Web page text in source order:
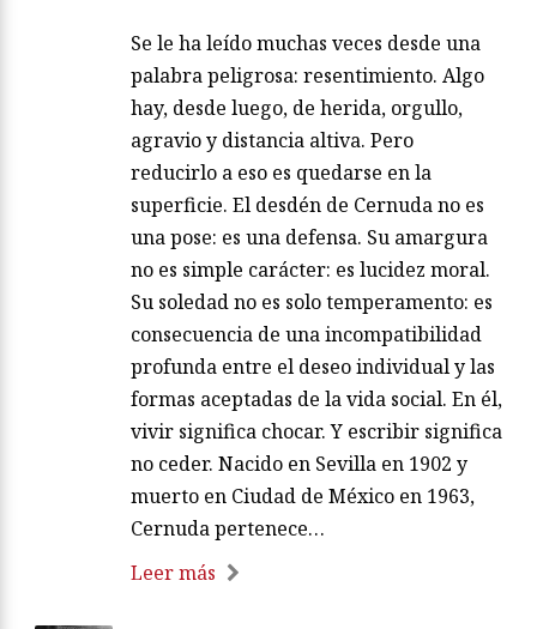
Se le ha leído muchas veces desde una
palabra peligrosa: resentimiento. Algo
hay, desde luego, de herida, orgullo,
agravio y distancia altiva. Pero
reducirlo a eso es quedarse en la
superficie. El desdén de Cernuda no es
una pose: es una defensa. Su amargura
no es simple carácter: es lucidez moral.
Su soledad no es solo temperamento: es
consecuencia de una incompatibilidad
profunda entre el deseo individual y las
formas aceptadas de la vida social. En él,
vivir significa chocar. Y escribir significa
no ceder. Nacido en Sevilla en 1902 y
muerto en Ciudad de México en 1963,
Cernuda pertenece…
Leer más